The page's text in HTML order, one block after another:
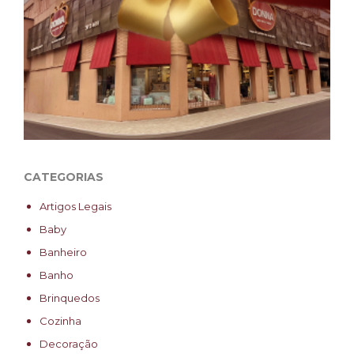
CATEGORIAS
Artigos Legais
Baby
Banheiro
Banho
Brinquedos
Cozinha
Decoração